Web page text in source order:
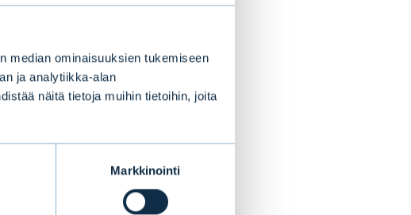
median ominaisuuksien tukemiseen
ja analytiikka-alan
näitä tietoja muihin tietoihin, joita
Markkinointi
rahasto -
on tähän mennessä